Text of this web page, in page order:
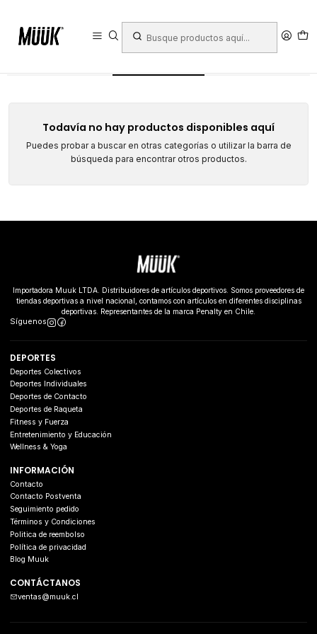
Calibrador
Todavía no hay productos disponibles aquí
Puedes probar a buscar en otras categorías o utilizar la barra de
búsqueda para encontrar otros productos.
Importadora Muuk LTDA. Distribuidores de artículos deportivos. Somos proveedores de
tiendas deportivas a nivel nacional, contamos con artículos en diferentes disciplinas
deportivas. Representantes de la marca Penalty en Chile.
Síguenos
DEPORTES
Deportes Colectivos
Deportes Individuales
Deportes de Contacto
Deportes de Raqueta
Fitness y Fuerza
Entretenimiento y Educación
Wellness & Yoga
INFORMACIÓN
Contacto
Contacto Postventa
Seguimiento pedido
Términos y Condiciones
Politica de reembolso
Política de privacidad
Blog Muuk
CONTÁCTANOS
ventas@muuk.cl